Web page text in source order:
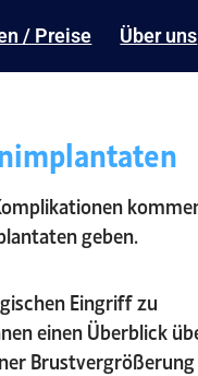
/ Preise Über uns
geben.
Eingriff zu
einen Überblick